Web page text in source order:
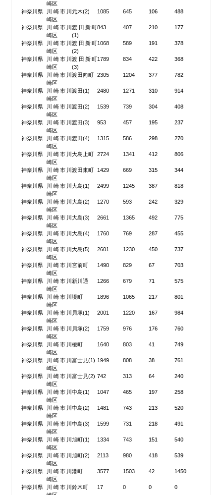
崎区
神奈川県
川崎市川
崎区
元木(2) 1085 645 106 488
神奈川県
川崎市川
崎区
渡田新町
(1)
843 407 210 177
神奈川県
川崎市川
崎区
渡田新町
(2)
1068 589 191 378
神奈川県
川崎市川
崎区
渡田新町
(3)
1789 834 422 368
神奈川県
川崎市川
崎区
渡田向町 2305 1204 377 782
神奈川県
川崎市川
崎区
渡田(1) 2480 1271 310 914
神奈川県
川崎市川
崎区
渡田(2) 1539 739 304 408
神奈川県
川崎市川
崎区
渡田(3) 953 457 195 237
神奈川県
川崎市川
崎区
渡田(4) 1315 586 298 270
神奈川県
川崎市川
崎区
大島上町 2724 1341 412 806
神奈川県
川崎市川
崎区
渡田東町 1429 669 315 344
神奈川県
川崎市川
崎区
大島(1) 2499 1245 387 818
神奈川県
川崎市川
崎区
大島(2) 1270 593 242 329
神奈川県
川崎市川
崎区
大島(3) 2661 1365 492 775
神奈川県
川崎市川
崎区
大島(4) 1760 769 287 455
神奈川県
川崎市川
崎区
大島(5) 2601 1230 450 737
神奈川県
川崎市川
崎区
宮前町 1490 829 67 703
神奈川県
川崎市川
崎区
新川通 1266 679 71 575
神奈川県
川崎市川
崎区
境町 1896 1065 217 801
神奈川県
川崎市川
崎区
貝塚(1) 2001 1220 167 984
神奈川県
川崎市川
崎区
貝塚(2) 1759 976 176 760
神奈川県
川崎市川
崎区
榎町 1640 803 41 749
神奈川県
川崎市川
崎区
富士見(1) 1949 808 38 761
神奈川県
川崎市川
崎区
富士見(2) 742 313 64 240
神奈川県
川崎市川
崎区
中島(1) 1047 465 197 258
神奈川県
川崎市川
崎区
中島(2) 1481 743 213 520
神奈川県
川崎市川
崎区
中島(3) 1599 731 218 491
神奈川県
川崎市川
崎区
旭町(1) 1334 743 151 540
神奈川県
川崎市川
崎区
旭町(2) 2113 980 418 539
神奈川県
川崎市川
崎区
港町 3577 1503 42 1450
神奈川県
川崎市川鈴木町 17 0 0 0